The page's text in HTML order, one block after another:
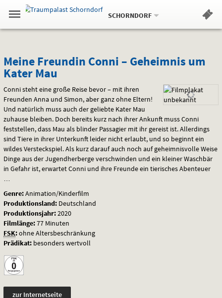
Springe
zum
,zum
.
Navigation
Gehe
zur
Standortauswahl
Standort:
SCHORNDORF.
Hinweis
Meine
Freundin
Conni
–
Geheimnis
um
Kater
Mau
Meine Freundin Conni – Geheimnis um
Kater Mau
Conni steht eine große Reise bevor – mit ihren
Freunden Anna und Simon, aber ganz ohne Eltern!
Und natürlich muss auch der geliebte Kater Mau
zuhause bleiben. Doch bereits kurz nach ihrer Ankunft muss Conni
feststellen, dass Mau als blinder Passagier mit ihr gereist ist. Allerdings
sind Tiere in ihrer Unterkunft leider nicht erlaubt, und so beginnt ein
wildes Versteckspiel. Als kurz darauf auch noch auf geheimnisvolle Weise
Dinge aus der Jugendherberge verschwinden und ein kleiner Waschbär
in Gefahr ist, erwartet Conni und ihre Freunde ein tierisches Abenteuer
Genre:Animation/Kinderfilm
Produktionsland: Deutschland
Produktionsjahr:2020
Filmlänge:77 Minuten
FSK:ohne Altersbeschränkung
Prädikat: besonders wertvoll
zur Internetseite